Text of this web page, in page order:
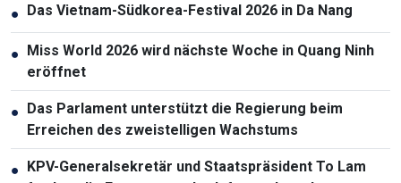
● Das Vietnam-Südkorea-Festival 2026 in Da Nang
● Miss World 2026 wird nächste Woche in Quang Ninh
eröffnet
● Das Parlament unterstützt die Regierung beim
Erreichen des zweistelligen Wachstums
● KPV-Generalsekretär und Staatspräsident To Lam